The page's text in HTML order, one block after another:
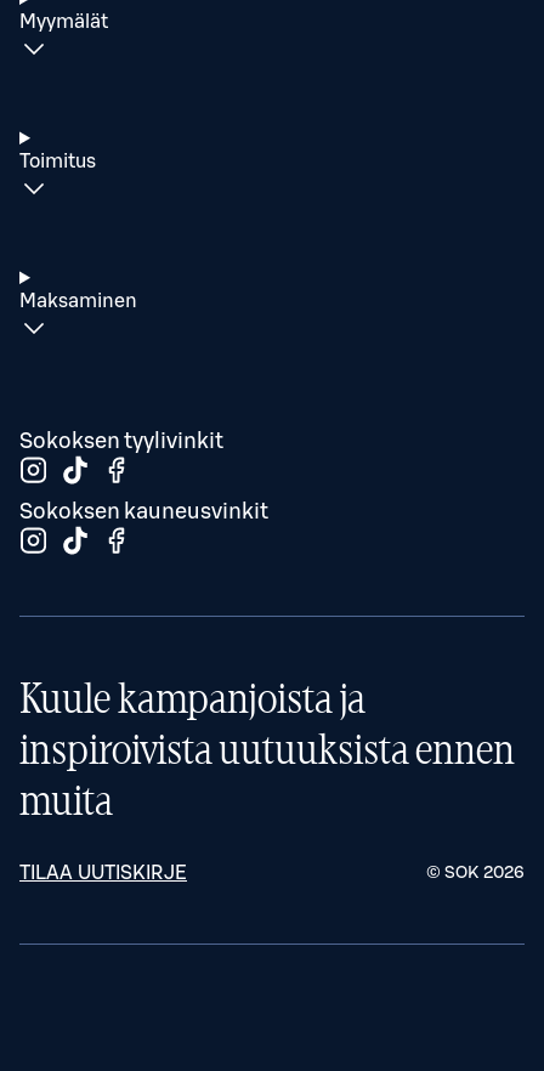
Myymälät
Toimitus
Maksaminen
Sokoksen tyylivinkit
Sokoksen kauneusvinkit
Kuule kampanjoista ja
inspiroivista uutuuksista ennen
muita
TILAA UUTISKIRJE © SOK 2026